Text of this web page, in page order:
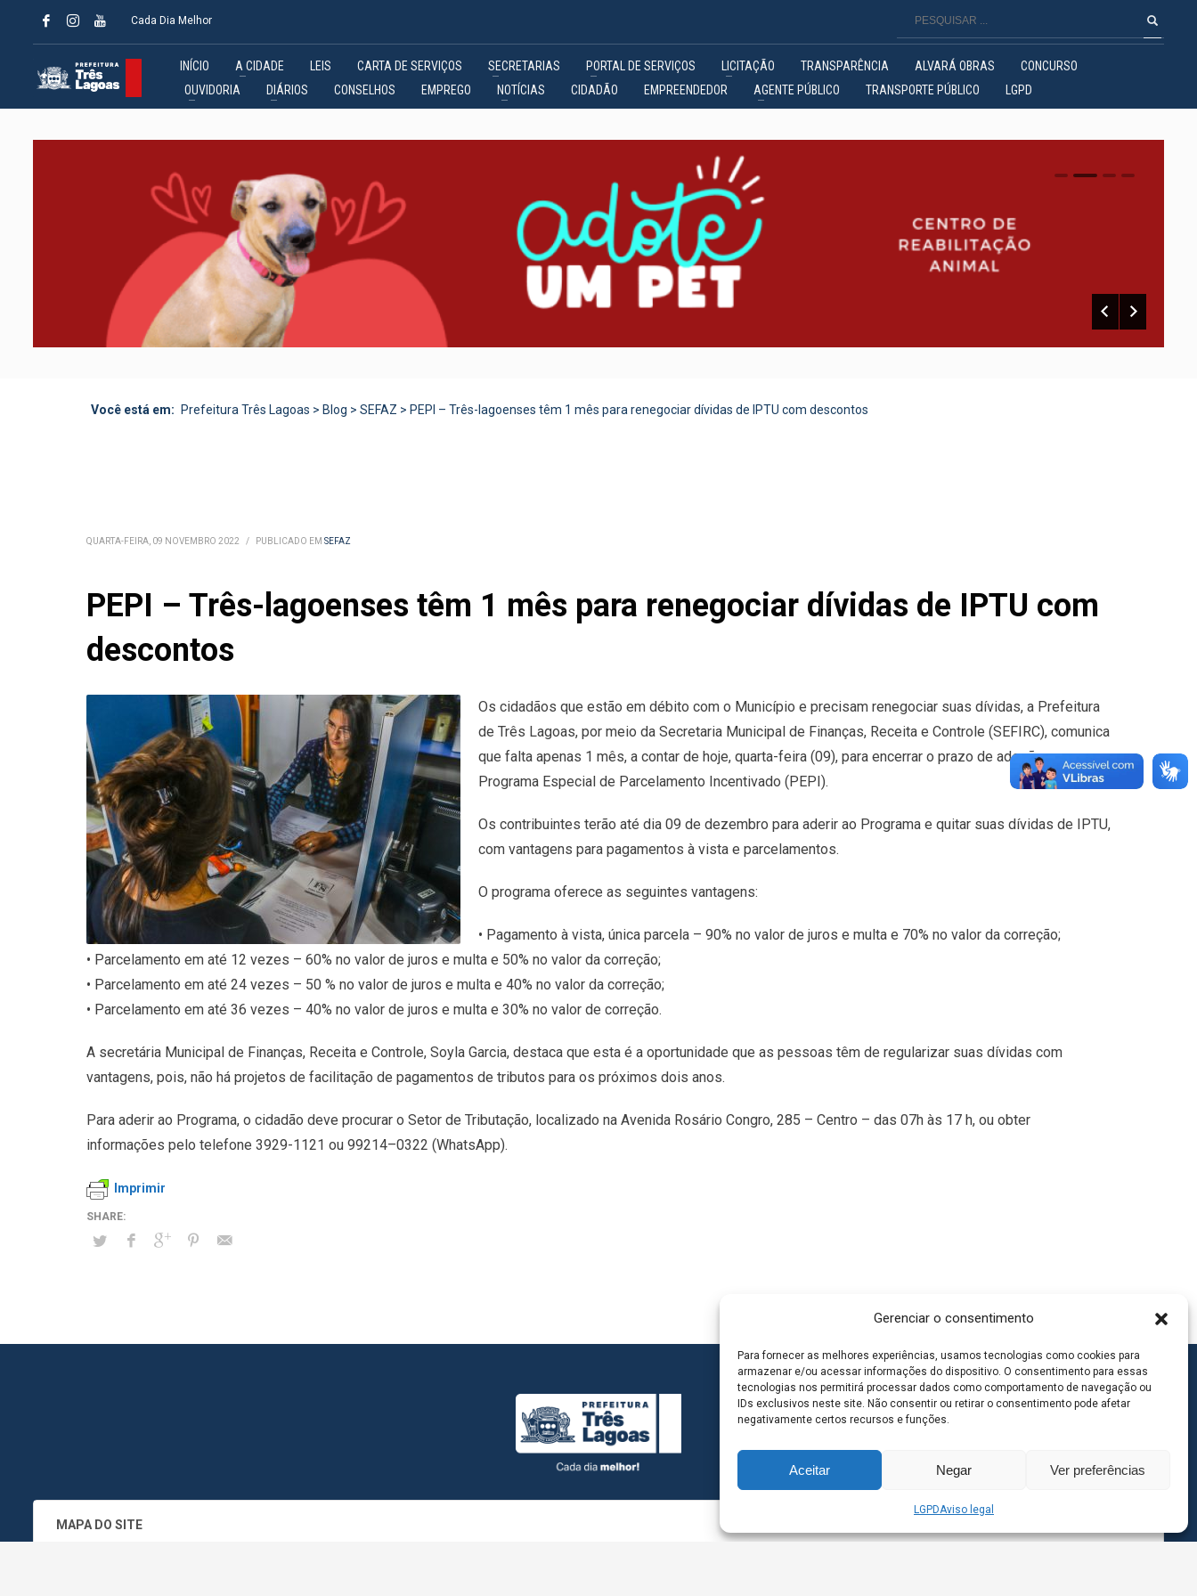
Gerenciar o consentimento
Para fornecer as melhores experiências, usamos tecnologias como cookies para
armazenar e/ou acessar informações do dispositivo. O consentimento para essas
tecnologias nos permitirá processar dados como comportamento de navegação ou
IDs exclusivos neste site. Não consentir ou retirar o consentimento pode afetar
negativamente certos recursos e funções.
Aceitar Negar Ver preferências
LGPDAviso legal
Cada Dia Melhor
INÍCIO A CIDADE LEIS CARTA DE SERVIÇOS SECRETARIAS PORTAL DE SERVIÇOS LICITAÇÃO TRANSPARÊNCIA ALVARÁ OBRAS
CONCURSO
OUVIDORIA
DIÁRIOS CONSELHOS EMPREGO NOTÍCIAS CIDADÃO EMPREENDEDOR AGENTE PÚBLICO TRANSPORTE PÚBLICO LGPD
0 1 2
Você está em: Prefeitura Três Lagoas > Blog > SEFAZ > PEPI – Três-lagoenses têm 1 mês para renegociar dívidas de IPTU com descontos
QUARTA-FEIRA, 09 NOVEMBRO 2022 / PUBLICADO EM SEFAZ
PEPI – Três-lagoenses têm 1 mês para renegociar dívidas de IPTU com
descontos
Os cidadãos que estão em débito com o Município e precisam renegociar suas dívidas, a Prefeitura
de Três Lagoas, por meio da Secretaria Municipal de Finanças, Receita e Controle (SEFIRC), comunica
que falta apenas 1 mês, a contar de hoje, quarta-feira (09), para encerrar o prazo de adesão ao
Programa Especial de Parcelamento Incentivado (PEPI).
Os contribuintes terão até dia 09 de dezembro para aderir ao Programa e quitar suas dívidas de IPTU,
com vantagens para pagamentos à vista e parcelamentos.
O programa oferece as seguintes vantagens:
• Pagamento à vista, única parcela – 90% no valor de juros e multa e 70% no valor da correção;
• Parcelamento em até 12 vezes – 60% no valor de juros e multa e 50% no valor da correção;
• Parcelamento em até 24 vezes – 50 % no valor de juros e multa e 40% no valor da correção;
• Parcelamento em até 36 vezes – 40% no valor de juros e multa e 30% no valor de correção.
A secretária Municipal de Finanças, Receita e Controle, Soyla Garcia, destaca que esta é a oportunidade que as pessoas têm de regularizar suas dívidas com
vantagens, pois, não há projetos de facilitação de pagamentos de tributos para os próximos dois anos.
Para aderir ao Programa, o cidadão deve procurar o Setor de Tributação, localizado na Avenida Rosário Congro, 285 – Centro – das 07h às 17 h, ou obter
informações pelo telefone 3929-1121 ou 99214–0322 (WhatsApp).
Imprimir
MAPA DO SITE